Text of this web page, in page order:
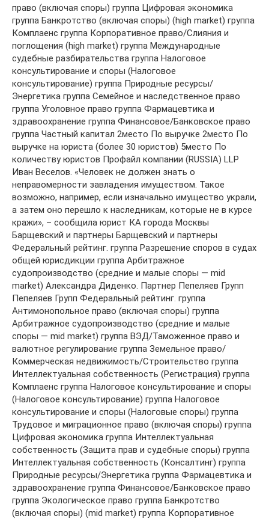
право (включая споры) группа Цифровая экономика
группа Банкротство (включая споры) (high market) группа
Комплаенс группа Корпоративное право/Слияния и
поглощения (high market) группа Международные
судебные разбирательства группа Налоговое
консультирование и споры (Налоговое
консультирование) группа Природные ресурсы/
Энергетика группа Семейное и наследственное право
группа Уголовное право группа Фармацевтика и
здравоохранение группа Финансовое/Банковское право
группа Частный капитал 2место По выручке 2место По
выручке на юриста (более 30 юристов) 5место По
количеству юристов Профайл компании (RUSSIA) LLP
Иван Веселов. «Человек не должен знать о
неправомерности завладения имуществом. Такое
возможно, например, если изначально имущество украли,
а затем оно перешло к наследникам, которые не в курсе
кражи», – сообщила юрист КА города Москвы
Барщевский и партнеры Барщевский и партнеры
Федеральный рейтинг. группа Разрешение споров в судах
общей юрисдикции группа Арбитражное
судопроизводство (средние и малые споры — mid
market) Александра Диденко. Партнер Пепеляев Групп
Пепеляев Групп Федеральный рейтинг. группа
Антимонопольное право (включая споры) группа
Арбитражное судопроизводство (средние и малые
споры — mid market) группа ВЭД/Таможенное право и
валютное регулирование группа Земельное право/
Коммерческая недвижимость/Строительство группа
Интеллектуальная собственность (Регистрация) группа
Комплаенс группа Налоговое консультирование и споры
(Налоговое консультирование) группа Налоговое
консультирование и споры (Налоговые споры) группа
Трудовое и миграционное право (включая споры) группа
Цифровая экономика группа Интеллектуальная
собственность (Защита прав и судебные споры) группа
Интеллектуальная собственность (Консалтинг) группа
Природные ресурсы/Энергетика группа Фармацевтика и
здравоохранение группа Финансовое/Банковское право
группа Экологическое право группа Банкротство
(включая споры) (mid market) группа Корпоративное